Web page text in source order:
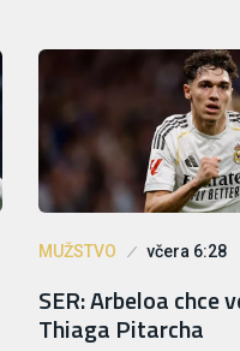
MUŽSTVO včera 6:28
SER: Arbeloa chce
Thiaga Pitarcha